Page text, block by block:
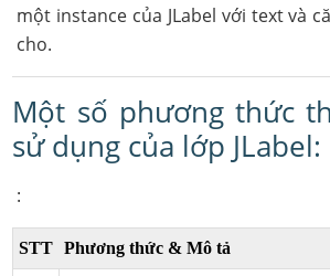
một instance của JLabel với text và
cho.
Một số phương thức
sử dụng của lớp JLabel:
:
STT Phương thức & Mô tả